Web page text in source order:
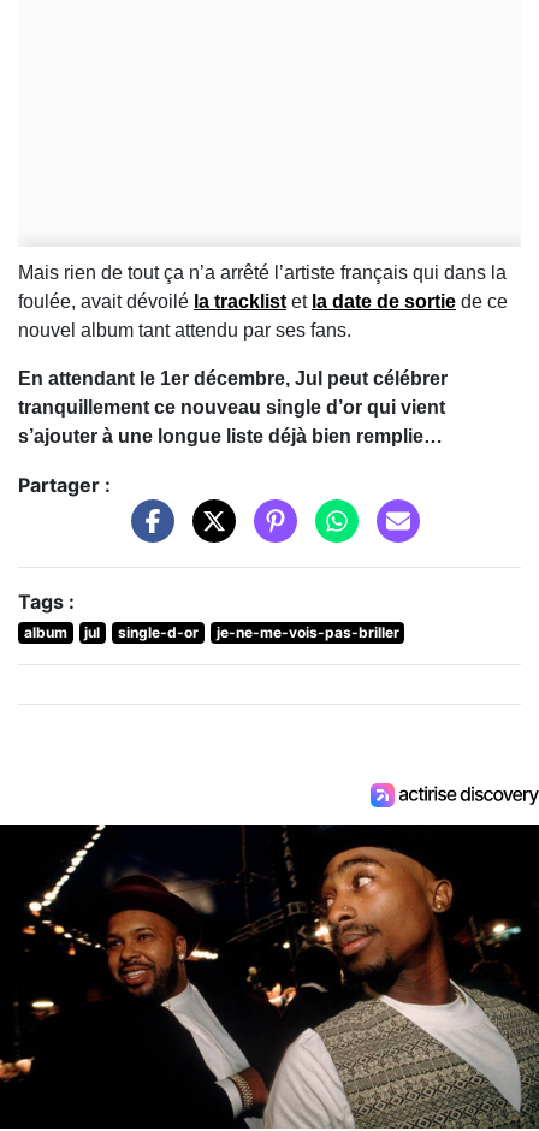
Mais rien de tout ça n’a arrêté l’artiste français qui dans la
foulée, avait dévoilé la tracklist et la date de sortie de ce
nouvel album tant attendu par ses fans.
En attendant le 1er décembre, Jul peut célébrer
tranquillement ce nouveau single d’or qui vient
s’ajouter à une longue liste déjà bien remplie…
Partager :
Tags :
album jul single-d-or je-ne-me-vois-pas-briller